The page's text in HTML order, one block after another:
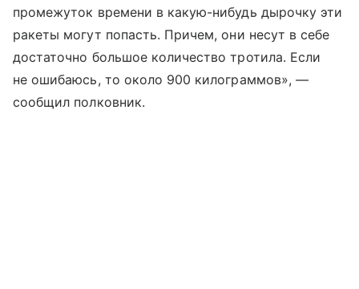
промежуток времени в какую-нибудь дырочку эти
ракеты могут попасть. Причем, они несут в себе
достаточно большое количество тротила. Если
не ошибаюсь, то около 900 килограммов», —
сообщил полковник.